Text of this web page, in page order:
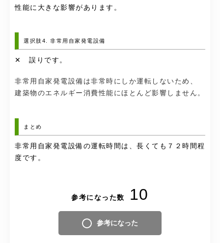
性能に大きな影響があります。
選択肢4. 非常用自家発電設備
✕ 誤りです。
非常用自家発電設備は非常時にしか運転しないため、
建築物のエネルギー消費性能にほとんど影響しません。
まとめ
非常用自家発電設備の運転時間は、長くても７２時間程
度です。
参考になった数 10
参考になった